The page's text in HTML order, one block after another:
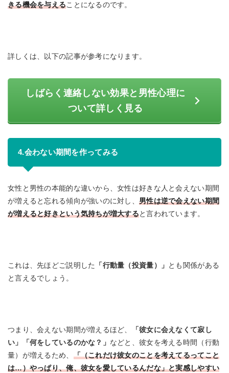
きる機会を与えることになるのです。
詳しくは、以下の記事が参考になります。
しばらく連絡しない効果と男性心理に
ついて詳しく見る
4.会わない期間を作ってみる
女性と男性の本能的な違いから、女性は好きな人と会えない期間
が増えると忘れる傾向が強いのに対し、男性は逆で会えない期間
が増えると好きという気持ちが増大すると言われています。
これは、先ほどご説明した 「行動量（投資量）」 とも関係がある
と言えるでしょう。
つまり、会えない期間が増えるほど、
「彼女に会えなくて寂し
い」「何をしているのかな？」 などと、彼女を考える時間（行動
量）が増えるため、 「（これだけ彼女のことを考えてるってこと
は…）やっぱり、俺、彼女を愛しているんだな」と実感しやすい